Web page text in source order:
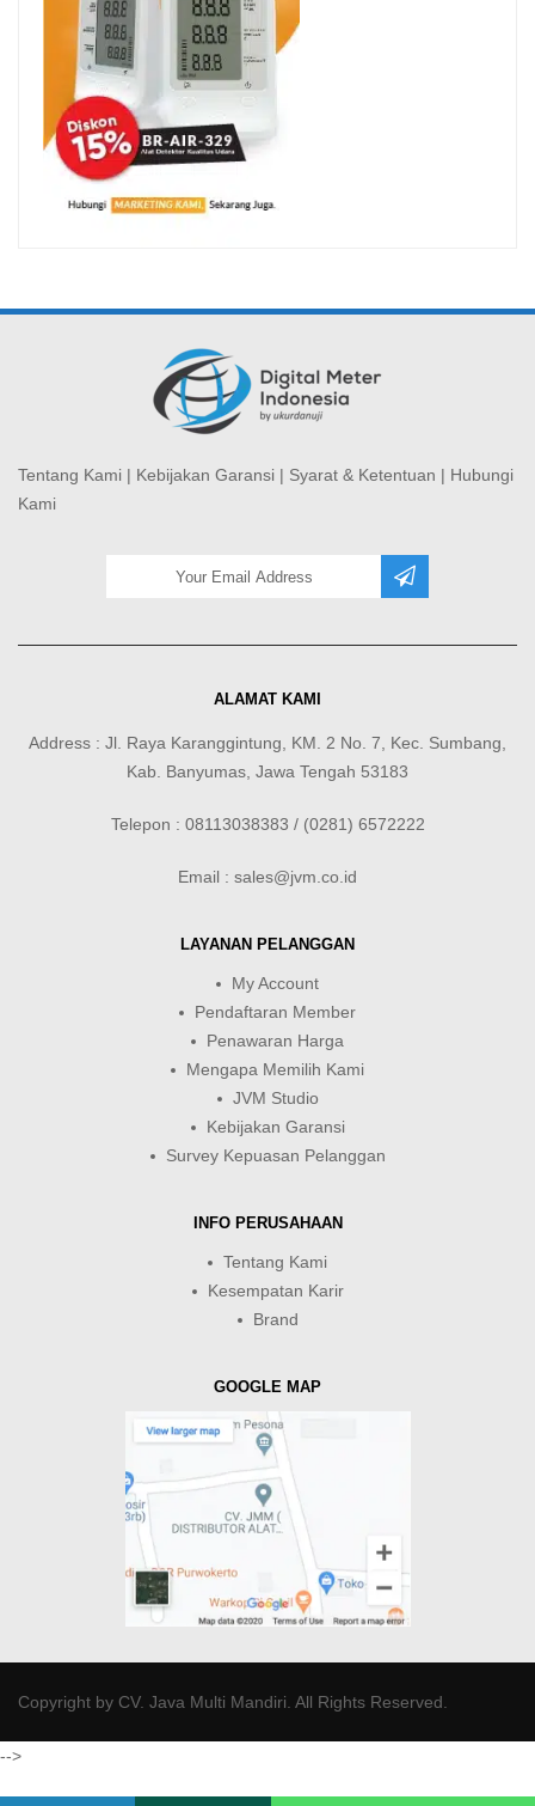
Tentang Kami | Kebijakan Garansi | Syarat & Ketentuan | Hubungi
Kami
ALAMAT KAMI
Address : Jl. Raya Karanggintung, KM. 2 No. 7, Kec. Sumbang,
Kab. Banyumas, Jawa Tengah 53183
Telepon : 08113038383 / (0281) 6572222
Email : sales@jvm.co.id
LAYANAN PELANGGAN
My Account
Pendaftaran Member
Penawaran Harga
Mengapa Memilih Kami
JVM Studio
Kebijakan Garansi
Survey Kepuasan Pelanggan
INFO PERUSAHAAN
Tentang Kami
Kesempatan Karir
Brand
GOOGLE MAP
Copyright by CV. Java Multi Mandiri . All Rights Reserved.
-->